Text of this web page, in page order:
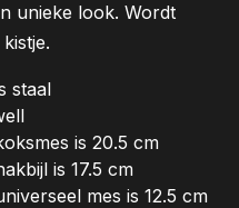
unieke look. Wordt
staal
is 20.5 cm
is 17.5 cm
mes is 12.5 cm